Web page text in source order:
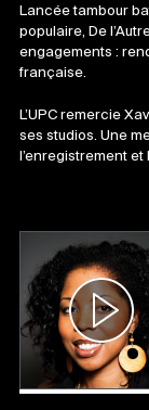
Lancée tambour
populaire, De
engagements :
française.
L’UPC remercie
ses studios. Une
l’enregistrement et